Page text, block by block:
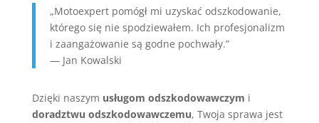
„Motoexpert pomógł mi uzyskać odszkodowanie,
którego się nie spodziewałem. Ich profesjonalizm
i zaangażowanie są godne pochwały.”
— Jan Kowalski
Dzięki naszym usługom odszkodowawczym i
doradztwu odszkodowawczemu, Twoja sprawa jest